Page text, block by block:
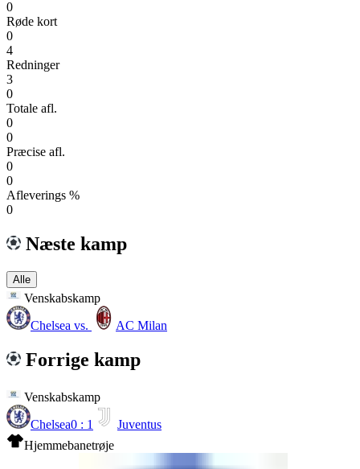
0
Røde kort
0
4
Redninger
3
0
Totale afl.
0
0
Præcise afl.
0
0
Afleverings %
0
Næste kamp
Alle
Venskabskamp
Chelsea vs. AC Milan
Forrige kamp
Venskabskamp
Chelsea0 : 1
Juventus
Hjemmebanetrøje